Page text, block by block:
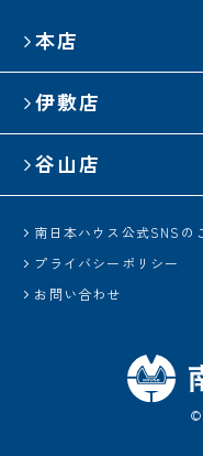
本店
伊敷店
谷山店
南日本ハウス公式SNSの
プライバシーポリシー
お問い合わせ